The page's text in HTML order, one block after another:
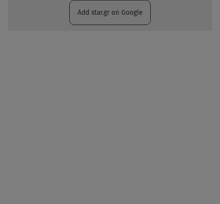
Add star.gr on Google